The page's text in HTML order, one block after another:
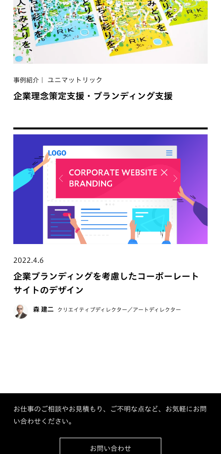
事例紹介 ユニマットリック
企業理念策定支援・ブランディング支援
2022.4.6
企業ブランディングを考慮したコーポーレート
サイトのデザイン
森 建二 クリエイティブディレクター／アートディレクター
お仕事のご相談やお見積もり、ご不明な点など、お気軽にお問
い合わせください。
お問い合わせ